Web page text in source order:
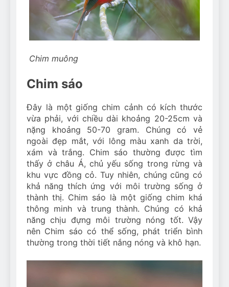
Chim muông
Chim sáo
Đây là một giống chim cảnh có kích thước
vừa phải, với chiều dài khoảng 20-25cm và
nặng khoảng 50-70 gram. Chúng có vẻ
ngoài đẹp mắt, với lông màu xanh da trời,
xám và trắng. Chim sáo thường được tìm
thấy ở châu Á, chủ yếu sống trong rừng và
khu vực đồng cỏ. Tuy nhiên, chúng cũng có
khả năng thích ứng với môi trường sống ở
thành thị. Chim sáo là một giống chim khá
thông minh và trung thành. Chúng có khả
năng chịu đựng môi trường nóng tốt. Vậy
nên Chim sáo có thể sống, phát triển bình
thường trong thời tiết nắng nóng và khô hạn.